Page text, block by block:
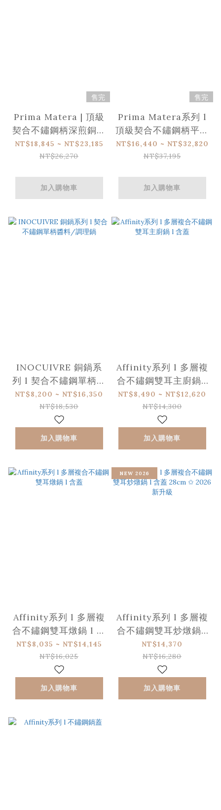
售完
Prima Matera | 頂級
契合不鏽鋼柄深煎銅鍋
(適用IH感應爐)
NT$18,845 ~ NT$23,185
NT$26,270
加入購物車
售完
Prima Matera系列 l
頂級契合不鏽鋼柄平底
銅鍋 (適用IH感應爐）
NT$16,440 ~ NT$32,820
NT$37,195
加入購物車
INOCUIVRE 銅鍋系
列 l 契合不鏽鋼單柄醬
料/調理鍋
NT$8,200 ~ NT$16,350
NT$18,530
加入購物車
Affinity系列 l 多層複
合不鏽鋼雙耳主廚鍋 l
含蓋
NT$8,490 ~ NT$12,620
NT$14,300
加入購物車
Affinity系列 l 多層複
合不鏽鋼雙耳燉鍋 l 含
蓋
NT$8,035 ~ NT$14,145
NT$16,025
加入購物車
NEW 2026
Affinity系列 l 多層複
合不鏽鋼雙耳炒燉鍋 l
含蓋 28cm ✩ 2026
新升級
NT$14,370
NT$16,280
加入購物車